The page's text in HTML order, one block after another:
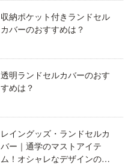
収納ポケット付きランドセル
カバーのおすすめは？
透明ランドセルカバーのおす
すめは？
レイングッズ・ランドセルカ
バー｜通学のマストアイテ
ム！オシャレなデザインのオ